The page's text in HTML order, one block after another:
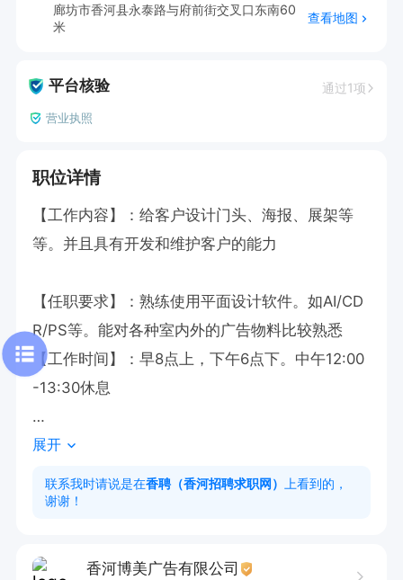
廊坊市香河县永泰路与府前街交叉口东南60
米
查看地图
平台核验 通过1项
营业执照
职位详情
【工作内容】：给客户设计门头、海报、展架等
等。并且具有开发和维护客户的能力
【任职要求】：熟练使用平面设计软件。如AI/CD
R/PS等。能对各种室内外的广告物料比较熟悉
【工作时间】：早8点上，下午6点下。中午12:00
-13:30休息
【薪资待遇】：底薪4500-6000元+提成/奖金。
每月4天假期。
展开
联系我时请说是在香聘（香河招聘求职网）
上看到的，
谢谢！
香河博美广告有限公司